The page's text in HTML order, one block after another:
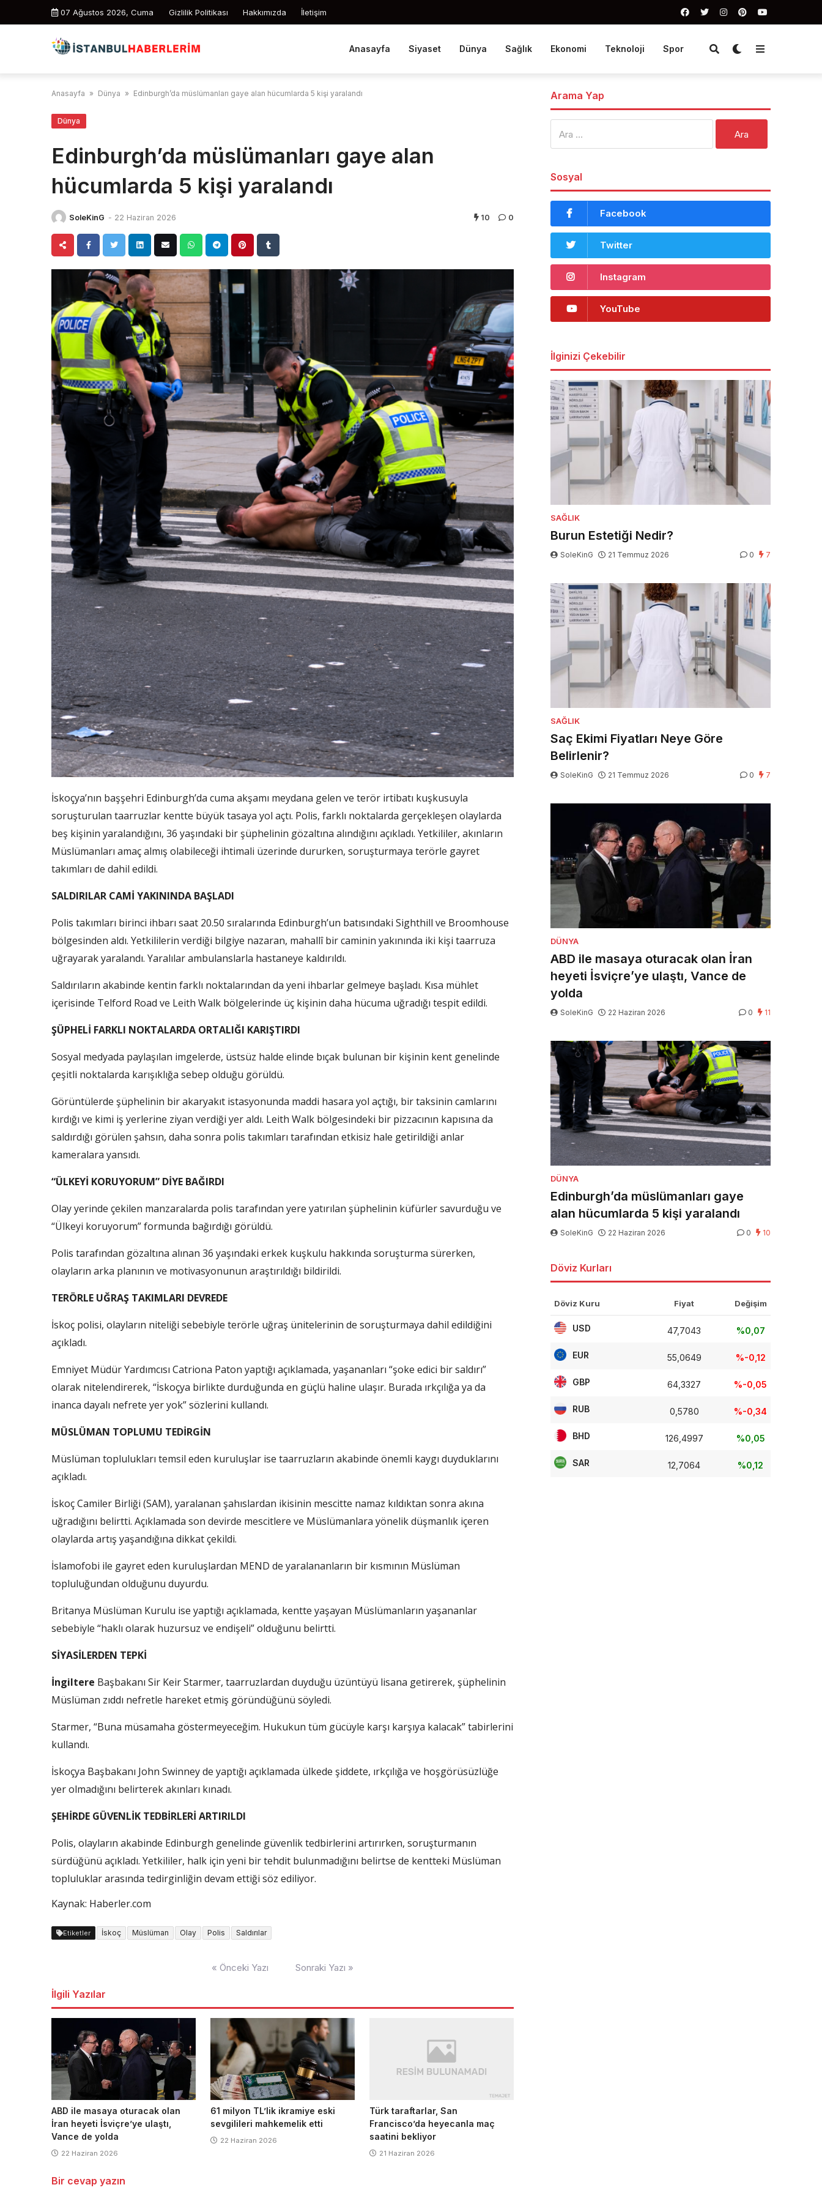
07 Ağustos 2026, Cuma Gizlilik Politikası Hakkımızda İletişim
Anasayfa Siyaset Dünya Sağlık Ekonomi Teknoloji Spor
Anasayfa » Dünya » Edinburgh’da müslümanları gaye alan hücumlarda 5 kişi yaralandı
Dünya
Edinburgh’da müslümanları gaye alan
hücumlarda 5 kişi yaralandı
SoleKinG - 22 Haziran 2026 10 0
İskoçya’nın başşehri Edinburgh’da cuma akşamı meydana gelen ve terör irtibatı kuşkusuyla
soruşturulan taarruzlar kentte büyük tasaya yol açtı. Polis, farklı noktalarda gerçekleşen olaylarda
beş kişinin yaralandığını, 36 yaşındaki bir şüphelinin gözaltına alındığını açıkladı. Yetkililer, akınların
Müslümanları amaç almış olabileceği ihtimali üzerinde dururken, soruşturmaya terörle gayret
takımları de dahil edildi.
SALDIRILAR CAMİ YAKININDA BAŞLADI
Polis takımları birinci ihbarı saat 20.50 sıralarında Edinburgh’un batısındaki Sighthill ve Broomhouse
bölgesinden aldı. Yetkililerin verdiği bilgiye nazaran, mahallî bir caminin yakınında iki kişi taarruza
uğrayarak yaralandı. Yaralılar ambulanslarla hastaneye kaldırıldı.
Saldırıların akabinde kentin farklı noktalarından da yeni ihbarlar gelmeye başladı. Kısa mühlet
içerisinde Telford Road ve Leith Walk bölgelerinde üç kişinin daha hücuma uğradığı tespit edildi.
ŞÜPHELİ FARKLI NOKTALARDA ORTALIĞI KARIŞTIRDI
Sosyal medyada paylaşılan imgelerde, üstsüz halde elinde bıçak bulunan bir kişinin kent genelinde
çeşitli noktalarda karışıklığa sebep olduğu görüldü.
Görüntülerde şüphelinin bir akaryakıt istasyonunda maddi hasara yol açtığı, bir taksinin camlarını
kırdığı ve kimi iş yerlerine ziyan verdiği yer aldı. Leith Walk bölgesindeki bir pizzacının kapısına da
saldırdığı görülen şahsın, daha sonra polis takımları tarafından etkisiz hale getirildiği anlar
kameralara yansıdı.
“ÜLKEYİ KORUYORUM” DİYE BAĞIRDI
Olay yerinde çekilen manzaralarda polis tarafından yere yatırılan şüphelinin küfürler savurduğu ve
“Ülkeyi koruyorum” formunda bağırdığı görüldü.
Polis tarafından gözaltına alınan 36 yaşındaki erkek kuşkulu hakkında soruşturma sürerken,
olayların arka planının ve motivasyonunun araştırıldığı bildirildi.
TERÖRLE UĞRAŞ TAKIMLARI DEVREDE
İskoç polisi, olayların niteliği sebebiyle terörle uğraş ünitelerinin de soruşturmaya dahil edildiğini
açıkladı.
Emniyet Müdür Yardımcısı Catriona Paton yaptığı açıklamada, yaşananları “şoke edici bir saldırı”
olarak nitelendirerek, “İskoçya birlikte durduğunda en güçlü haline ulaşır. Burada ırkçılığa ya da
inanca dayalı nefrete yer yok” sözlerini kullandı.
MÜSLÜMAN TOPLUMU TEDİRGİN
Müslüman toplulukları temsil eden kuruluşlar ise taarruzların akabinde önemli kaygı duyduklarını
açıkladı.
İskoç Camiler Birliği (SAM), yaralanan şahıslardan ikisinin mescitte namaz kıldıktan sonra akına
uğradığını belirtti. Açıklamada son devirde mescitlere ve Müslümanlara yönelik düşmanlık içeren
olaylarda artış yaşandığına dikkat çekildi.
İslamofobi ile gayret eden kuruluşlardan MEND de yaralananların bir kısmının Müslüman
topluluğundan olduğunu duyurdu.
Britanya Müslüman Kurulu ise yaptığı açıklamada, kentte yaşayan Müslümanların yaşananlar
sebebiyle “haklı olarak huzursuz ve endişeli” olduğunu belirtti.
SİYASİLERDEN TEPKİ
İngiltere Başbakanı Sir Keir Starmer, taarruzlardan duyduğu üzüntüyü lisana getirerek, şüphelinin
Müslüman zıddı nefretle hareket etmiş göründüğünü söyledi.
Starmer, “Buna müsamaha göstermeyeceğim. Hukukun tüm gücüyle karşı karşıya kalacak” tabirlerini
kullandı.
İskoçya Başbakanı John Swinney de yaptığı açıklamada ülkede şiddete, ırkçılığa ve hoşgörüsüzlüğe
yer olmadığını belirterek akınları kınadı.
ŞEHİRDE GÜVENLİK TEDBİRLERİ ARTIRILDI
Polis, olayların akabinde Edinburgh genelinde güvenlik tedbirlerini artırırken, soruşturmanın
sürdüğünü açıkladı. Yetkililer, halk için yeni bir tehdit bulunmadığını belirtse de kentteki Müslüman
topluluklar arasında tedirginliğin devam ettiği söz ediliyor.
Kaynak: Haberler.com
Etiketler İskoç Müslüman Olay Polis Saldırılar
« Önceki Yazı Sonraki Yazı »
İlgili Yazılar
ABD ile masaya oturacak olan
İran heyeti İsviçre’ye ulaştı,
Vance de yolda
22 Haziran 2026
61 milyon TL’lik ikramiye eski
sevgilileri mahkemelik etti
22 Haziran 2026
Türk taraftarlar, San
Francisco’da heyecanla maç
saatini bekliyor
21 Haziran 2026
Bir cevap yazın
Arama Yap
Sosyal
Facebook
Twitter
Instagram
YouTube
İlginizi Çekebilir
SAĞLIK
Burun Estetiği Nedir?
SoleKinG 21 Temmuz 2026 0 7
SAĞLIK
Saç Ekimi Fiyatları Neye Göre
Belirlenir?
SoleKinG 21 Temmuz 2026 0 7
DÜNYA
ABD ile masaya oturacak olan İran
heyeti İsviçre’ye ulaştı, Vance de
yolda
SoleKinG 22 Haziran 2026 0 11
DÜNYA
Edinburgh’da müslümanları gaye
alan hücumlarda 5 kişi yaralandı
SoleKinG 22 Haziran 2026 0 10
Döviz Kurları
Döviz Kuru Fiyat Değişim
USD 47,7043 %0,07
EUR 55,0649 %-0,12
GBP 64,3327 %-0,05
RUB 0,5780 %-0,34
BHD 126,4997 %0,05
SAR 12,7064 %0,12